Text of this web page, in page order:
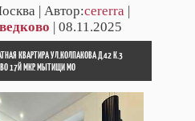
| Автор:cererra |
| 08.11.2025
КВАРТИРА УЛ.КОЛПАКОВА Д.42 К.3
17Й МКР. МЫТИЩИ МО